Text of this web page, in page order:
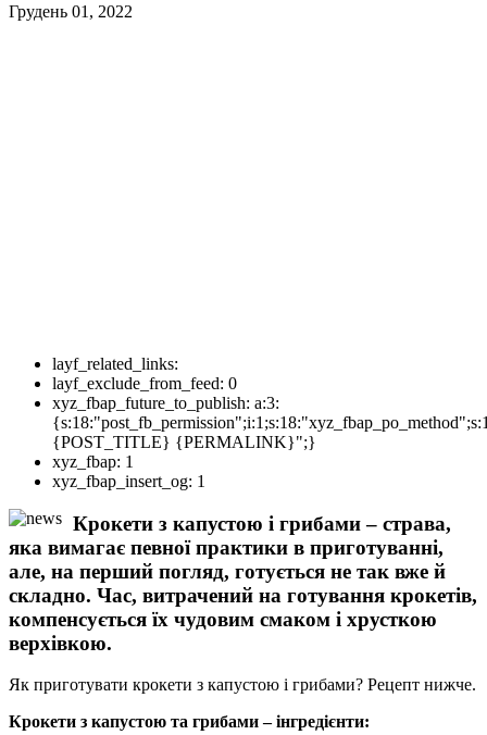
Грудень 01, 2022
layf_related_links:
layf_exclude_from_feed: 0
xyz_fbap_future_to_publish: a:3:
{POST_TITLE} {PERMALINK}";}
xyz_fbap: 1
xyz_fbap_insert_og: 1
Крокети з капустою і грибами – страва,
яка вимагає певної практики в приготуванні,
але, на перший погляд, готується не так вже й
складно. Час, витрачений на готування крокетів,
компенсується їх чудовим смаком і хрусткою
верхівкою.
Як приготувати крокети з капустою і грибами? Рецепт нижче.
Крокети з капустою та грибами – інгредієнти: